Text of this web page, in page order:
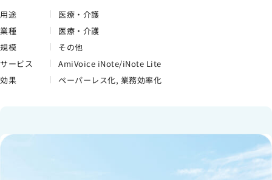
用途
医療・介護
業種
医療・介護
規模
その他
サービス
AmiVoice iNote/iNote Lite
効果
ペーパーレス化, 業務効率化